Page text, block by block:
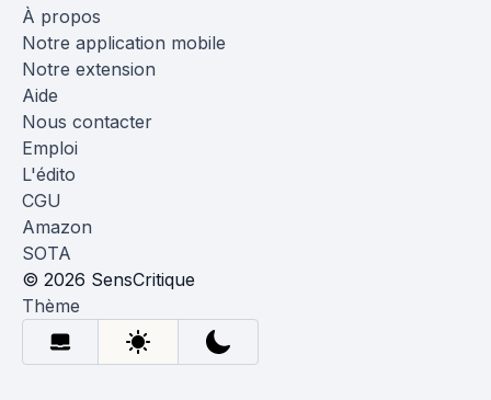
À propos
Notre application mobile
Notre extension
Aide
Nous contacter
Emploi
L'édito
CGU
Amazon
SOTA
© 2026 SensCritique
Thème